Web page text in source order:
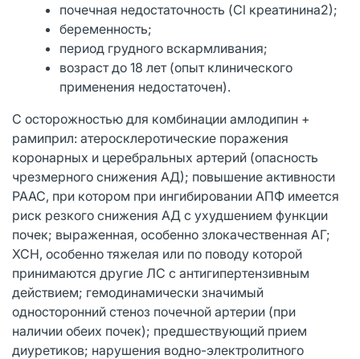
почечная недостаточность (Cl креатинина2);
беременность;
период грудного вскармливания;
возраст до 18 лет (опыт клинического
применения недостаточен).
С осторожностью для комбинации амлодипин +
рамиприл: атеросклеротические поражения
коронарных и церебральных артерий (опасность
чрезмерного снижения АД); повышение активности
РААС, при котором при ингибировании АПФ имеется
риск резкого снижения АД с ухудшением функции
почек; выраженная, особенно злокачественная АГ;
ХСН, особенно тяжелая или по поводу которой
принимаются другие ЛС с антигипертензивным
действием; гемодинамически значимый
односторонний стеноз почечной артерии (при
наличии обеих почек); предшествующий прием
диуретиков; нарушения водно-электролитного